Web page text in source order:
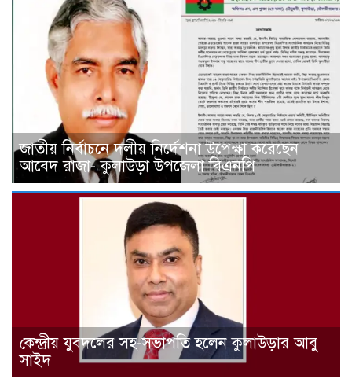
জাতীয় নির্বাচনে দলীয় নির্দেশনা উপেক্ষা করেছেন
আবেদ রাজা- কুলাউড়া উপজেলা বিএনপি
কেন্দ্রীয় যুবদলের সহ-সভাপতি হলেন কুলাউড়ার আবু
সাইদ